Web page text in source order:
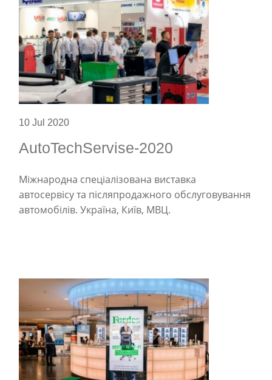
10 Jul 2020
AutoTechServise-2020
Міжнародна спеціалізована виставка
автосервісу та післяпродажного обслуговування
автомобілів. Україна, Київ, МВЦ.